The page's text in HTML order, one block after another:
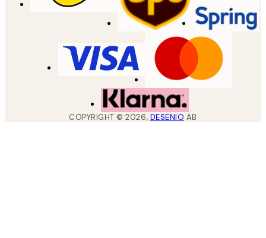
COPYRIGHT ©2026, DESENIO AB